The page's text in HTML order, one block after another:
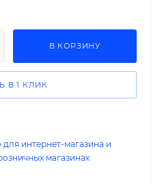
В КОРЗИНУ
В 1 КЛИК
интернет-магазина и
магазинах